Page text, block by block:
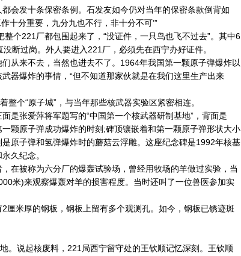
发十条保密条例。石发友如今仍对当年的保密条款倒背如
十分重要，九分九也不行，非十分不可’”
221厂都包围起来了，“没证件，一只鸟也飞不过去”。其中6
断过岗。外人要进入221厂，必须先在西宁办好证件。
来不去，当然也进去不了。1964年我国第一颗原子弹爆炸以
器爆炸的事情，“但不知道那家伙就是在我们这里生产出来
个“原子城”，与当年那些核武器实验区紧密相连。
张爱萍将军题写的“中国第一个核武器研制基地”，背面是
颗原子弹成功爆炸的时刻;碑顶镶嵌着和第一颗原子弹形状大小
原子弹和氢弹爆炸时的蘑菇云浮雕。这座纪念碑是1992年核基
久纪念。
被称为六分厂的爆轰试验场，曾经用牧场的羊做过实验，当
米)来观察爆轰对羊的损害程度。当时还叫了一位兽医参加实
米厚的钢板，钢板上留有多个观测孔。如今，钢板已锈迹斑
说起核废料，221局西宁留守处的王钦顺记忆深刻。王钦顺